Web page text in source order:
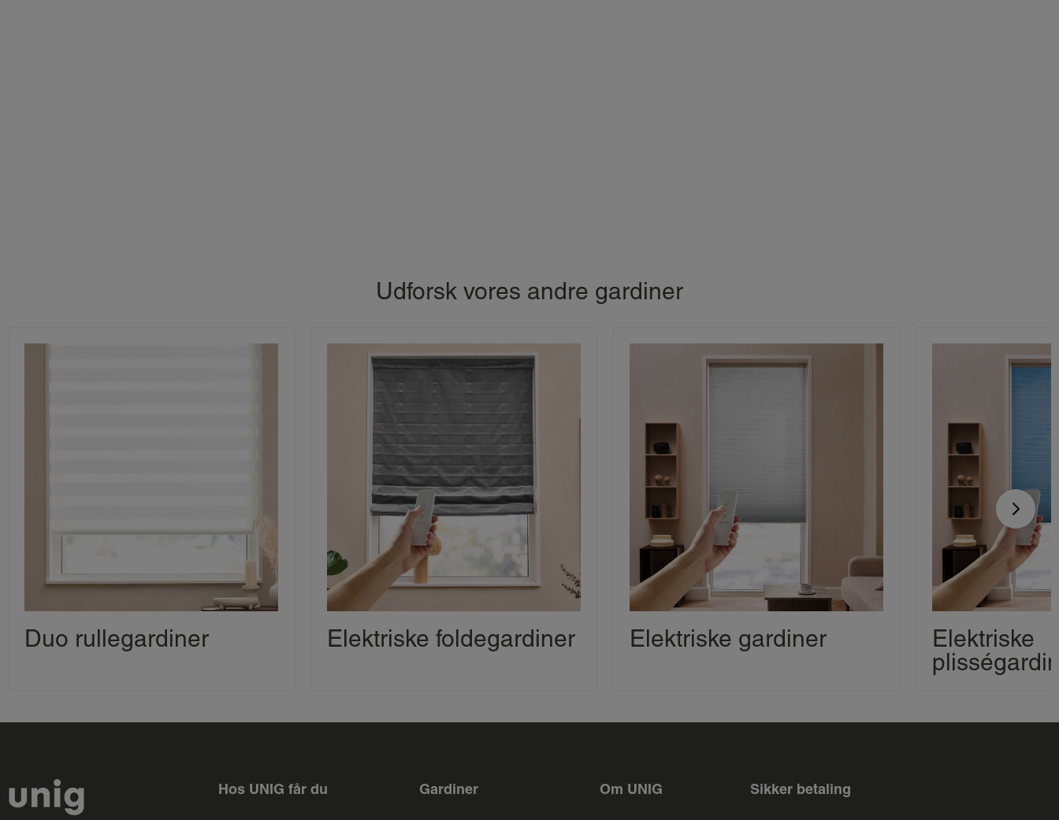
Udforsk vores andre gardiner
Duo rullegardiner Elektriske foldegardiner Elektriske gardiner
Elektriske
Hos UNIG får du Gardiner Om UNIG Sikker betaling